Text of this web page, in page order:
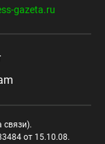
gazeta.ru
связи).
от 15.10.08.